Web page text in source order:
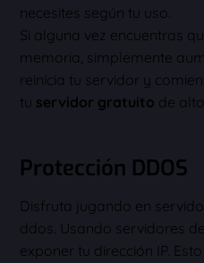
necesites según tu uso.
Si alguna vez encuentras
memoria, simplemente
reinicia tu servidor y
tu servidor gratuito de
Protección DDOS
Disfruta jugando en
ddos. Usando servidores
exponer tu dirección IP.